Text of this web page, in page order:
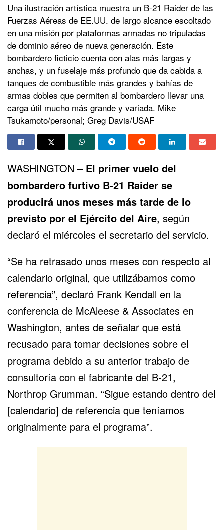
Una ilustración artística muestra un B-21 Raider de las
Fuerzas Aéreas de EE.UU. de largo alcance escoltado
en una misión por plataformas armadas no tripuladas
de dominio aéreo de nueva generación. Este
bombardero ficticio cuenta con alas más largas y
anchas, y un fuselaje más profundo que da cabida a
tanques de combustible más grandes y bahías de
armas dobles que permiten al bombardero llevar una
carga útil mucho más grande y variada. Mike
Tsukamoto/personal; Greg Davis/USAF
WASHINGTON – El primer vuelo del
bombardero furtivo B-21 Raider se
producirá unos meses más tarde de lo
previsto por el Ejército del Aire, según
declaró el miércoles el secretario del servicio.
“Se ha retrasado unos meses con respecto al
calendario original, que utilizábamos como
referencia”, declaró Frank Kendall en la
conferencia de McAleese & Associates en
Washington, antes de señalar que está
recusado para tomar decisiones sobre el
programa debido a su anterior trabajo de
consultoría con el fabricante del B-21,
Northrop Grumman. “Sigue estando dentro del
[calendario] de referencia que teníamos
originalmente para el programa”.